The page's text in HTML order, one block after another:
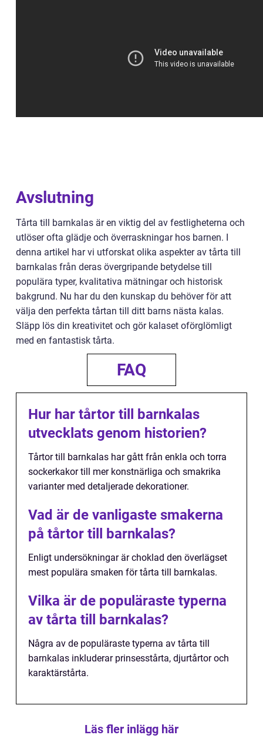
Avslutning
Tårta till barnkalas är en viktig del av festligheterna och
utlöser ofta glädje och överraskningar hos barnen. I
denna artikel har vi utforskat olika aspekter av tårta till
barnkalas från deras övergripande betydelse till
populära typer, kvalitativa mätningar och historisk
bakgrund. Nu har du den kunskap du behöver för att
välja den perfekta tårtan till ditt barns nästa kalas.
Släpp lös din kreativitet och gör kalaset oförglömligt
med en fantastisk tårta.
FAQ
Hur har tårtor till barnkalas
utvecklats genom historien?
Tårtor till barnkalas har gått från enkla och torra
sockerkakor till mer konstnärliga och smakrika
varianter med detaljerade dekorationer.
Vad är de vanligaste smakerna
på tårtor till barnkalas?
Enligt undersökningar är choklad den överlägset
mest populära smaken för tårta till barnkalas.
Vilka är de populäraste typerna
av tårta till barnkalas?
Några av de populäraste typerna av tårta till
barnkalas inkluderar prinsesstårta, djurtårtor och
karaktärstårta.
Läs fler inlägg här